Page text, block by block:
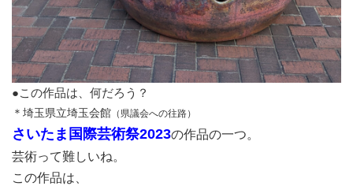
●この作品は、何だろう？
＊埼玉県立埼玉会館 （県議会への往路）
さいたま国際芸術祭2023の作品の一つ。
芸術って難しいね。
この作品は、